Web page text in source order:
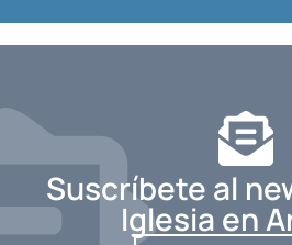
Suscríbete al
Iglesia en